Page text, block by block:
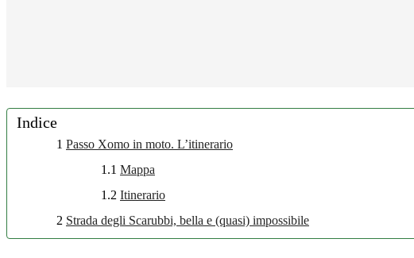
Indice
1 Passo Xomo in moto. L’itinerario
1.1 Mappa
1.2 Itinerario
2 Strada degli Scarubbi, bella e (quasi) impossibile